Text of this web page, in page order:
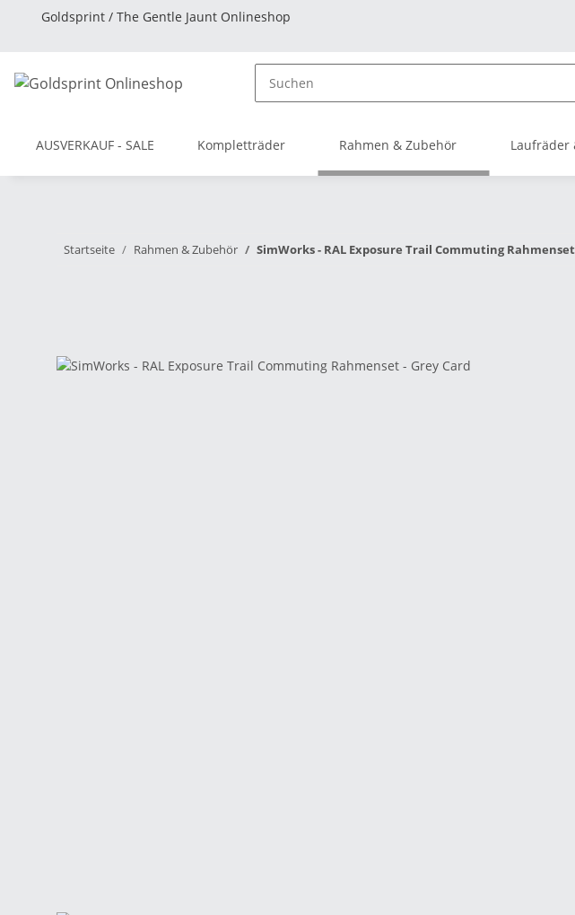
Goldsprint / The Gentle Jaunt Onlineshop
AUSVERKAUF - SALE Kompletträder Rahmen & Zubehör Laufräder
Startseite Rahmen & Zubehör SimWorks - RAL Exposure Trail Commuting